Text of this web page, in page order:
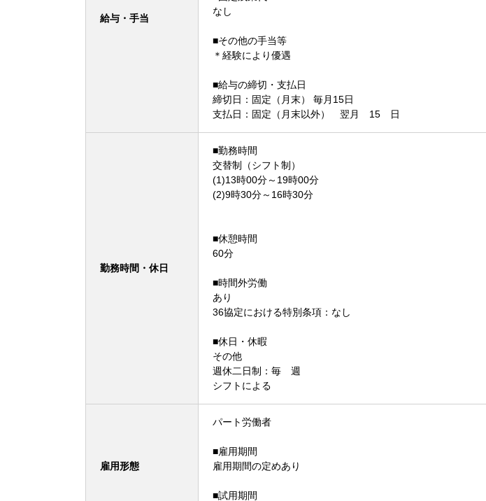
給与・手当
なし
■その他の手当等
＊経験により優遇
■給与の締切・支払日
締切日：固定（月末） 毎月15日
支払日：固定（月末以外） 翌月 15 日
勤務時間・休日
■勤務時間
交替制（シフト制）
(1)13時00分～19時00分
(2)9時30分～16時30分
■休憩時間
60分
■時間外労働
あり
36協定における特別条項：なし
■休日・休暇
その他
週休二日制：毎 週
シフトによる
雇用形態
パート労働者
■雇用期間
雇用期間の定めあり
■試用期間